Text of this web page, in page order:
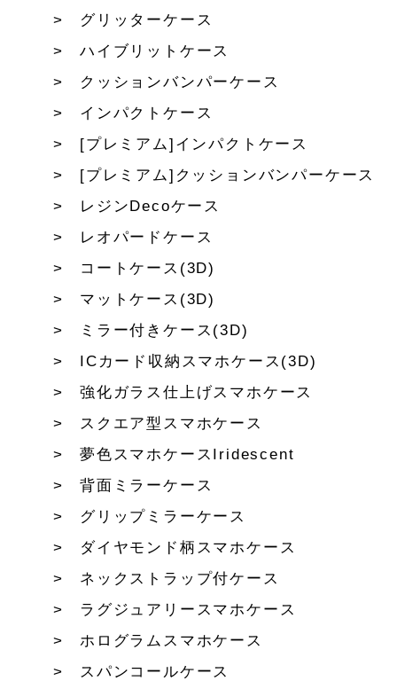
グリッターケース
ハイブリットケース
クッションバンパーケース
インパクトケース
[プレミアム]インパクトケース
[プレミアム]クッションバンパーケース
レジンDecoケース
レオパードケース
コートケース(3D)
マットケース(3D)
ミラー付きケース(3D)
ICカード収納スマホケース(3D)
強化ガラス仕上げスマホケース
スクエア型スマホケース
夢色スマホケースIridescent
背面ミラーケース
グリップミラーケース
ダイヤモンド柄スマホケース
ネックストラップ付ケース
ラグジュアリースマホケース
ホログラムスマホケース
スパンコールケース